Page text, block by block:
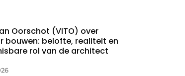
Oorschot (VITO) over
bouwen: belofte, realiteit en
rol van de architect